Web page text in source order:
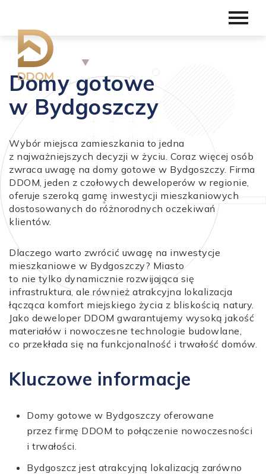
Domy gotowe
w Bydgoszczy
Wybór miejsca zamieszkania to jedna
z najważniejszych decyzji w życiu. Coraz więcej osób
zwraca uwagę na domy gotowe w Bydgoszczy. Firma
DDOM, jeden z czołowych deweloperów w regionie,
oferuje szeroką gamę inwestycji mieszkaniowych
dostosowanych do różnorodnych oczekiwań
klientów.
Dlaczego warto zwrócić uwagę na inwestycje
mieszkaniowe w Bydgoszczy? Miasto
to nie tylko dynamicznie rozwijająca się
infrastruktura, ale również atrakcyjna lokalizacja
łącząca komfort miejskiego życia z bliskością natury.
Jako deweloper DDOM gwarantujemy wysoką jakość
materiałów i nowoczesne technologie budowlane,
co przekłada się na funkcjonalność i trwałość domów.
Kluczowe informacje
Domy gotowe w Bydgoszczy oferowane
przez firmę DDOM to połączenie nowoczesności
i trwałości.
Bydgoszcz jest atrakcyjną lokalizacją zarówno